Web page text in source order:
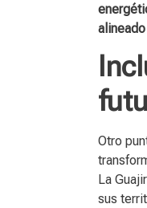
Otro
La
sus